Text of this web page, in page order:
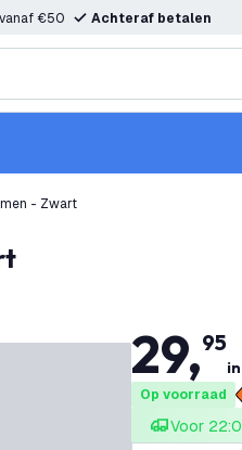
vanaf €50 Achteraf betalen
- Zwart
29,95
Op voorraad
Voor